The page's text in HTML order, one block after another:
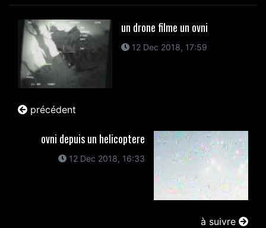
un drone filme un ovni
12 Dec 2018, 17:59
précédent
ovni depuis un helicoptere
12 Dec 2018, 16:33
à suivre